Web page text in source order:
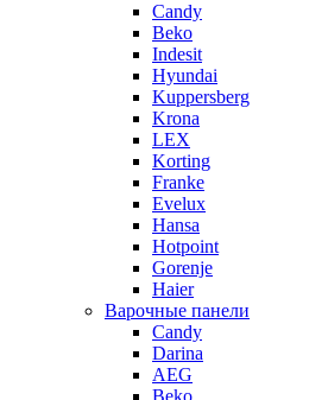
Candy
Beko
Indesit
Hyundai
Kuppersberg
Krona
LEX
Korting
Franke
Evelux
Hansa
Hotpoint
Gorenje
Haier
Варочные панели
Candy
Darina
AEG